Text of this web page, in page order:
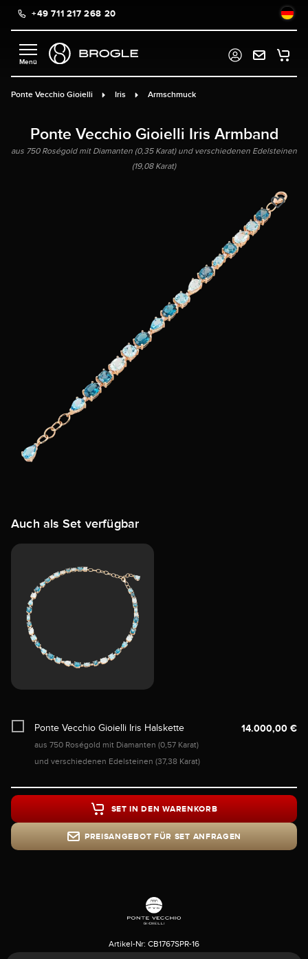
springen
+49 711 217 268 20
Ponte Vecchio Gioielli Iris Armschmuck
Ponte Vecchio Gioielli Iris Armband
aus 750 Roségold mit Diamanten (0,35 Karat) und verschiedenen Edelsteinen
(19,08 Karat)
Auch als Set verfügbar
Ponte Vecchio Gioielli Iris Halskette
aus 750 Roségold mit Diamanten (0,57 Karat)
und verschiedenen Edelsteinen (37,38 Karat)
14.000,00 €
PREISANGEBOT FÜR SET ANFRAGEN
SET IN DEN WARENKORB
Artikel-Nr: CB1767SPR-16